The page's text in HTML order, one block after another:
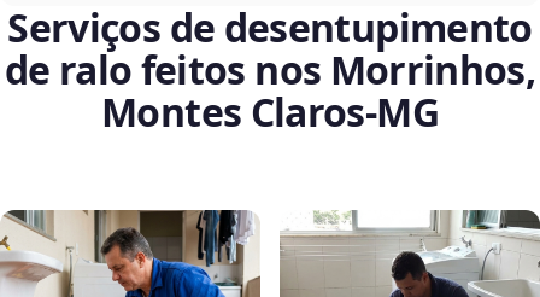
Serviços de desentupimento
de ralo feitos nos Morrinhos,
Montes Claros‑MG